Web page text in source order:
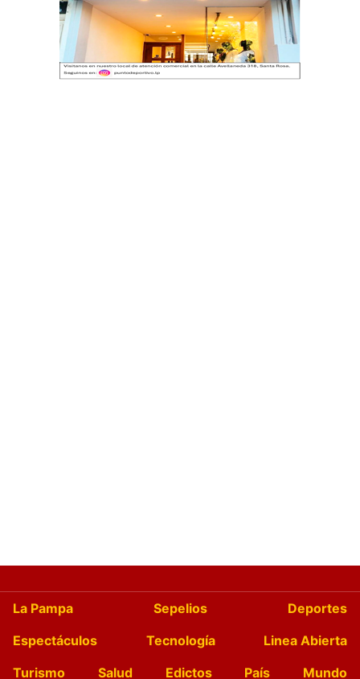
La Pampa Sepelios
Deportes
Espectáculos
Tecnología
Linea Abierta
Turismo
Salud Edictos País
Mundo